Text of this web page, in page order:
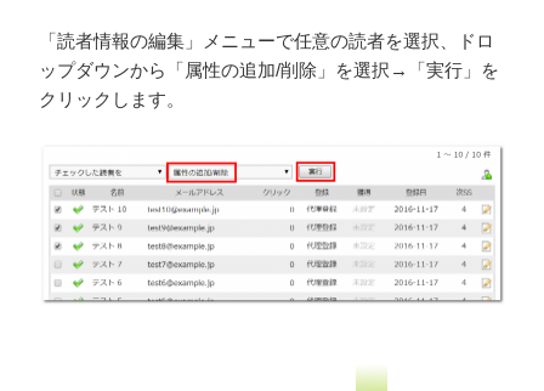
「読者情報の編集」メニューで任意の読者を選択、ドロ
ップダウンから「属性の追加/削除」を選択→「実行」を
クリックします。